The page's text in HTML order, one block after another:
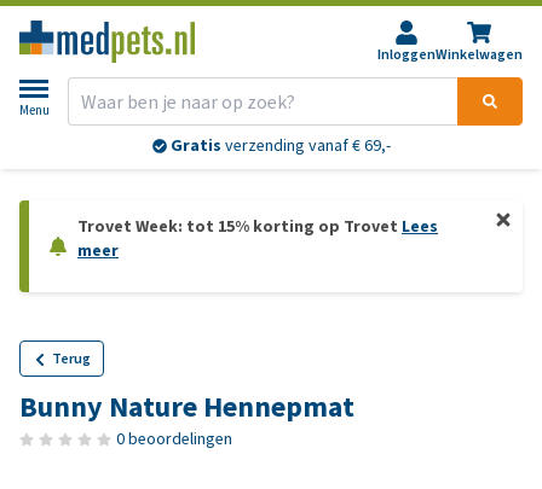
InloggenWinkelwagen
Menu
Gratis verzending vanaf € 69,-
Trovet Week: tot 15% korting op Trovet Lees
meer
Terug
Bunny Nature Hennepmat
0 beoordelingen